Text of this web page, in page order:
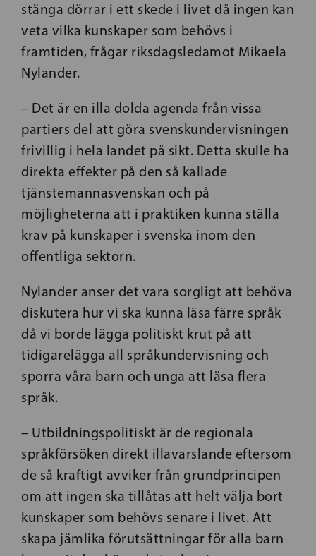
stänga dörrar i ett skede i livet då ingen kan
veta vilka kunskaper som behövs i
framtiden, frågar riksdagsledamot Mikaela
Nylander.
– Det är en illa dolda agenda från vissa
partiers del att göra svenskundervisningen
frivillig i hela landet på sikt. Detta skulle ha
direkta effekter på den så kallade
tjänstemannasvenskan och på
möjligheterna att i praktiken kunna ställa
krav på kunskaper i svenska inom den
offentliga sektorn.
Nylander anser det vara sorgligt att behöva
diskutera hur vi ska kunna läsa färre språk
då vi borde lägga politiskt krut på att
tidigarelägga all språkundervisning och
sporra våra barn och unga att läsa flera
språk.
– Utbildningspolitiskt är de regionala
språkförsöken direkt illavarslande eftersom
de så kraftigt avviker från grundprincipen
om att ingen ska tillåtas att helt välja bort
kunskaper som behövs senare i livet. Att
skapa jämlika förutsättningar för alla barn